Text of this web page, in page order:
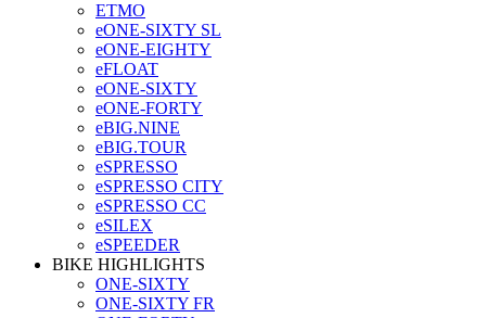
ETMO
eONE-SIXTY SL
eONE-EIGHTY
eFLOAT
eONE-SIXTY
eONE-FORTY
eBIG.NINE
eBIG.TOUR
eSPRESSO
eSPRESSO CITY
eSPRESSO CC
eSILEX
eSPEEDER
BIKE HIGHLIGHTS
ONE-SIXTY
ONE-SIXTY FR